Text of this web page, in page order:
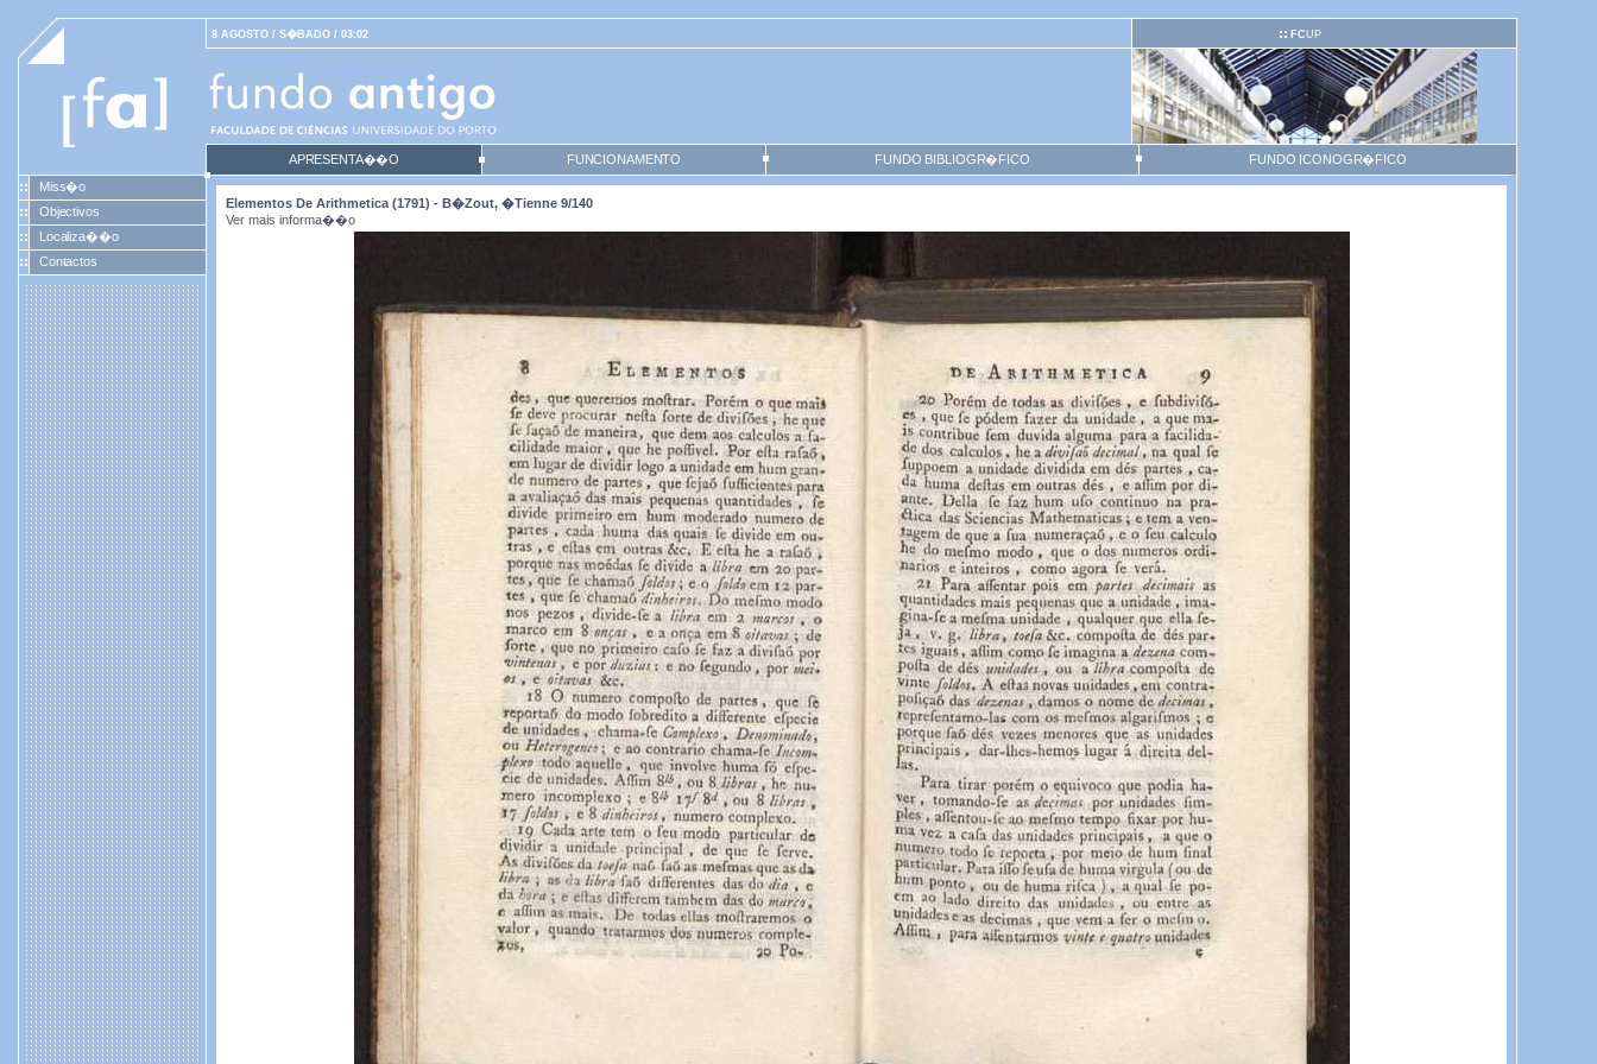
8 AGOSTO / S�BADO / 03:02 FCUP
APRESENTA��O FUNCIONAMENTO FUNDO BIBLIOGR�FICO
FUNDO ICONOGR�FICO
Miss�o
Objectivos
Localiza��o
Contactos
Elementos De Arithmetica (1791) - B�zout, �tienne 9/140
Ver mais informa��o